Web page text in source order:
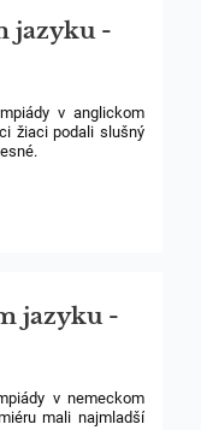
jazyku -
v anglickom
žiaci podali slušný
jazyku -
v nemeckom
mali najmladší